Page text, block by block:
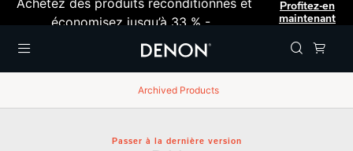
Achetez des produits reconditionnés et
économisez jusqu’à 33 % -
Profitez-en
maintenant
Archived Products
Passer à la dernière version